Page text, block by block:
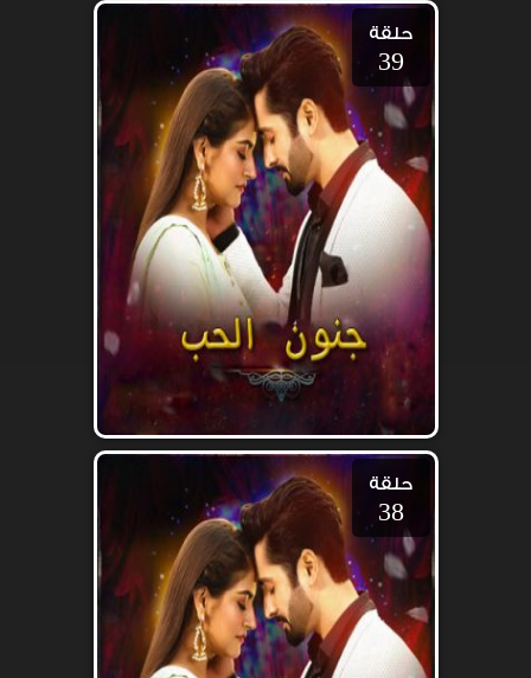
حلقة
39
حلقة
38